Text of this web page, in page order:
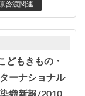
啓渡関連
もきもの・
ーナショナル